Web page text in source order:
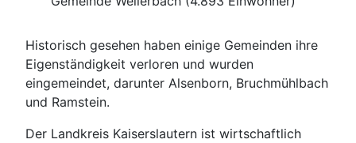
Historisch gesehen haben einige Gemeinden ihre
Eigenständigkeit verloren und wurden
eingemeindet, darunter Alsenborn, Bruchmühlbach
und Ramstein.
Der Landkreis Kaiserslautern ist wirtschaftlich